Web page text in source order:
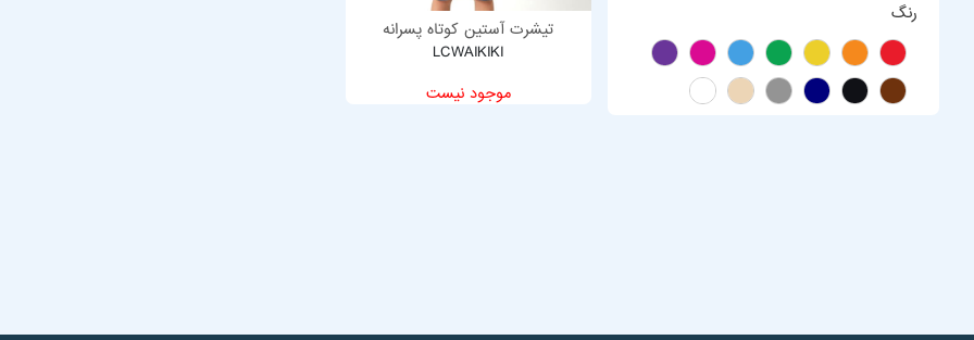
رنگ
تیشرت آستین کوتاه پسرانه
LCWAIKIKI
موجود نیست